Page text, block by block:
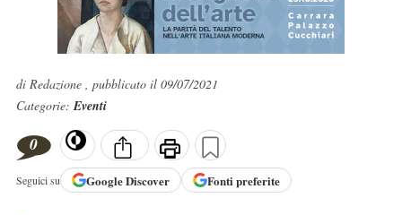
di Redazione , pubblicato il 09/07/2021
Categorie:Eventi
0
Seguici su GoogleDiscover Fonti preferite